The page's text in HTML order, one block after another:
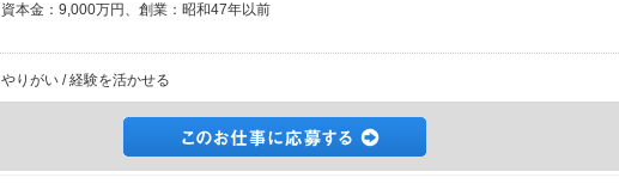
資本金：9,000万円、創業：昭和47年以前
やりがい / 経験を活かせる